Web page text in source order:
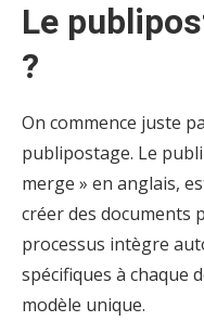
Le
?
On commence juste
publipostage. Le
merge » en anglais,
créer des documents
processus intègre
spécifiques à chaque
modèle unique.